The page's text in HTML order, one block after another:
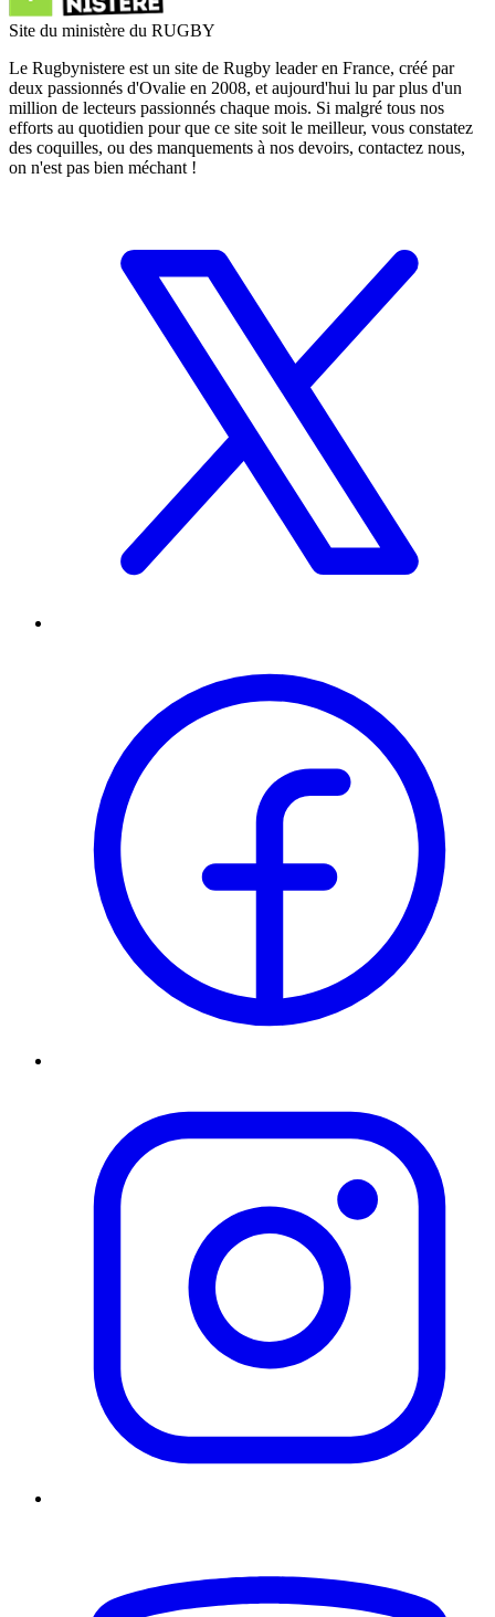
Site du ministère du RUGBY
Le Rugbynistere est un site de Rugby leader en France, créé par
deux passionnés d'Ovalie en 2008, et aujourd'hui lu par plus d'un
million de lecteurs passionnés chaque mois. Si malgré tous nos
efforts au quotidien pour que ce site soit le meilleur, vous constatez
des coquilles, ou des manquements à nos devoirs, contactez nous,
on n'est pas bien méchant !